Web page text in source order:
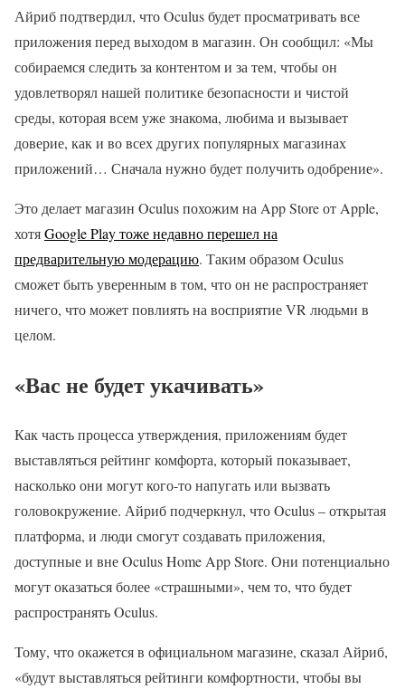
Айриб подтвердил, что Oculus будет просматривать все
приложения перед выходом в магазин. Он сообщил: «Мы
собираемся следить за контентом и за тем, чтобы он
удовлетворял нашей политике безопасности и чистой
среды, которая всем уже знакома, любима и вызывает
доверие, как и во всех других популярных магазинах
приложений… Сначала нужно будет получить одобрение».
Это делает магазин Oculus похожим на App Store от Apple,
хотяGoogle Play тоже недавно перешел на
предварительную модерацию. Таким образом Oculus
сможет быть уверенным в том, что он не распространяет
ничего, что может повлиять на восприятие VR людьми в
целом.
«Вас не будет укачивать»
Как часть процесса утверждения, приложениям будет
выставляться рейтинг комфорта, который показывает,
насколько они могут кого-то напугать или вызвать
головокружение. Айриб подчеркнул, что Oculus – открытая
платформа, и люди смогут создавать приложения,
доступные и вне Oculus Home App Store. Они потенциально
могут оказаться более «страшными», чем то, что будет
распространять Oculus.
Тому, что окажется в официальном магазине, сказал Айриб,
«будут выставляться рейтинги комфортности, чтобы вы